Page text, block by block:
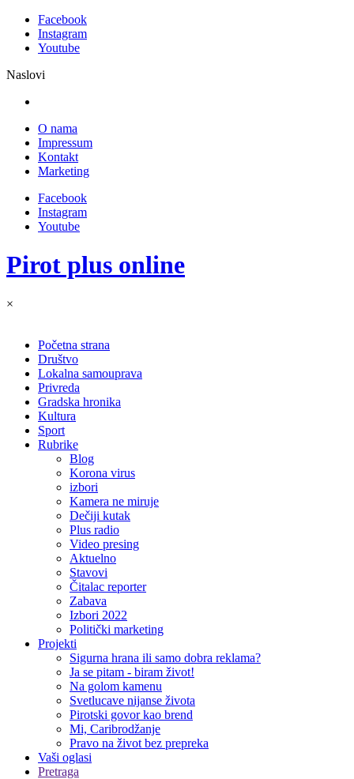
Facebook
Instagram
Youtube
Naslovi
O nama
Impressum
Kontakt
Marketing
Facebook
Instagram
Youtube
Pirot plus online
×
Početna strana
Društvo
Lokalna samouprava
Privreda
Gradska hronika
Kultura
Sport
Rubrike
Blog
Korona virus
izbori
Kamera ne miruje
Dečiji kutak
Plus radio
Video presing
Aktuelno
Stavovi
Čitalac reporter
Zabava
Izbori 2022
Politički marketing
Projekti
Sigurna hrana ili samo dobra reklama?
Ja se pitam - biram život!
Na golom kamenu
Svetlucave nijanse života
Pirotski govor kao brend
Mi, Caribrodžanje
Pravo na život bez prepreka
Vaši oglasi
Pretraga